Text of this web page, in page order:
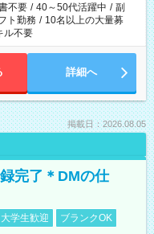
不要 / 40～50代活躍中 / 副
ト勤務 / 10名以上の大量募
ル不要
詳細へ
掲載日：2026.08.05
完了＊DMの仕
大学生歓迎
ブランクOK